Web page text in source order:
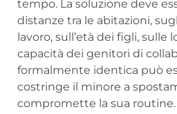
tempo. La soluzione deve
distanze tra le abitazioni,
lavoro, sull’età dei figli, sulle
capacità dei genitori di
formalmente identica può
costringe il minore a
compromette la sua routine.